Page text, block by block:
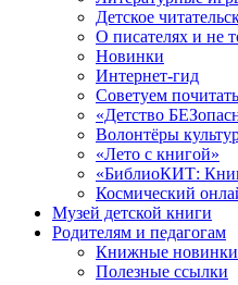
Детское
О писателях и не
Новинки
Интернет-гид
Советуем почитать
«Детство
Волонтёры
«Лето с книгой»
«БиблиоКИТ:
Космический
Музей детской книги
Родителям и педагогам
Книжные новинки
Полезные ссылки